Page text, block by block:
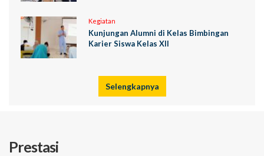
Kegiatan
Kunjungan Alumni di Kelas Bimbingan
Karier Siswa Kelas XII
Selengkapnya
Prestasi